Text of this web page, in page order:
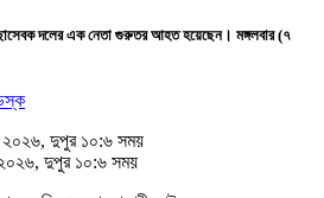
দলের এক নেতা গুরুতর আহত হয়েছেন। মঙ্গলবার (৭
দুপুর ১০:৬ সময়
দুপুর ১০:৬ সময়